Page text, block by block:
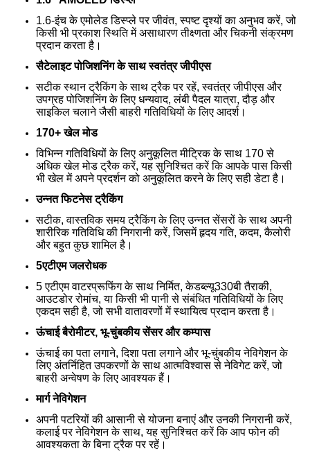
1.6-इंच के एमोलेड डिस्प्ले पर जीवंत, स्पष्ट दृश्यों का अनुभव करें, जो
किसी भी प्रकाश स्थिति में असाधारण तीक्ष्णता और चिकनी संक्रमण
प्रदान करता है।
सैटेलाइट पोजिशनिंग के साथ स्वतंत्र जीपीएस
सटीक स्थान ट्रैकिंग के साथ ट्रैक पर रहें, स्वतंत्र जीपीएस और
उपग्रह पोजिशनिंग के लिए धन्यवाद, लंबी पैदल यात्रा, दौड़ और
साइकिल चलाने जैसी बाहरी गतिविधियों के लिए आदर्श।
170+ खेल मोड
विभिन्न गतिविधियों के लिए अनुकूलित मीट्रिक के साथ 170 से
अधिक खेल मोड ट्रैक करें, यह सुनिश्चित करें कि आपके पास किसी
भी खेल में अपने प्रदर्शन को अनुकूलित करने के लिए सही डेटा है।
उन्नत फिटनेस ट्रैकिंग
सटीक, वास्तविक समय ट्रैकिंग के लिए उन्नत सेंसरों के साथ अपनी
शारीरिक गतिविधि की निगरानी करें, जिसमें हृदय गति, कदम, कैलोरी
और बहुत कुछ शामिल है।
5एटीएम जलरोधक
5 एटीएम वाटरप्रूफिंग के साथ निर्मित, केडब्ल्यू330बी तैराकी,
आउटडोर रोमांच, या किसी भी पानी से संबंधित गतिविधियों के लिए
एकदम सही है, जो सभी वातावरणों में स्थायित्व प्रदान करता है।
ऊंचाई बैरोमीटर, भू-चुंबकीय सेंसर और कम्पास
ऊंचाई का पता लगाने, दिशा पता लगाने और भू-चुंबकीय नेविगेशन के
लिए अंतर्निहित उपकरणों के साथ आत्मविश्वास से नेविगेट करें, जो
बाहरी अन्वेषण के लिए आवश्यक हैं।
मार्ग नेविगेशन
अपनी पटरियों की आसानी से योजना बनाएं और उनकी निगरानी करें,
कलाई पर नेविगेशन के साथ, यह सुनिश्चित करें कि आप फोन की
आवश्यकता के बिना ट्रैक पर रहें।